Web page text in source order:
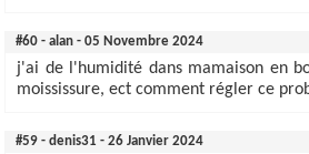
#60 - alan - 05 Novembre 2024
j'ai de l'humidité dans mamaison en
moississure, ect comment régler ce
#59 - denis31 - 26 Janvier 2024